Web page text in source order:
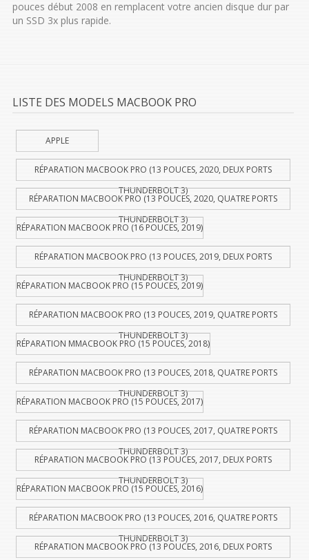
pouces début 2008 en remplacent votre ancien disque dur par
un SSD 3x plus rapide.
LISTE DES MODELS MACBOOK PRO
APPLE
RÉPARATION MACBOOK PRO (13 POUCES, 2020, DEUX PORTS
THUNDERBOLT 3)
RÉPARATION MACBOOK PRO (13 POUCES, 2020, QUATRE PORTS
THUNDERBOLT 3)
RÉPARATION MACBOOK PRO (16 POUCES, 2019)
RÉPARATION MACBOOK PRO (13 POUCES, 2019, DEUX PORTS
THUNDERBOLT 3)
RÉPARATION MACBOOK PRO (15 POUCES, 2019)
RÉPARATION MACBOOK PRO (13 POUCES, 2019, QUATRE PORTS
THUNDERBOLT 3)
RÉPARATION MMACBOOK PRO (15 POUCES, 2018)
RÉPARATION MACBOOK PRO (13 POUCES, 2018, QUATRE PORTS
THUNDERBOLT 3)
RÉPARATION MACBOOK PRO (15 POUCES, 2017)
RÉPARATION MACBOOK PRO (13 POUCES, 2017, QUATRE PORTS
THUNDERBOLT 3)
RÉPARATION MACBOOK PRO (13 POUCES, 2017, DEUX PORTS
THUNDERBOLT 3)
RÉPARATION MACBOOK PRO (15 POUCES, 2016)
RÉPARATION MACBOOK PRO (13 POUCES, 2016, QUATRE PORTS
THUNDERBOLT 3)
RÉPARATION MACBOOK PRO (13 POUCES, 2016, DEUX PORTS